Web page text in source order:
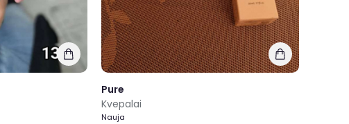
Pure
Kvepalai
Nauja